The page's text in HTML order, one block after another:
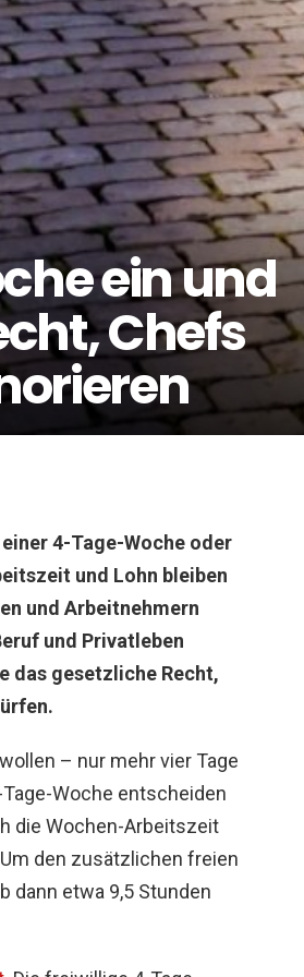
ein und
Chefs
4-Tage-Woche oder
und Lohn bleiben
und Arbeitnehmern
und Privatleben
das gesetzliche Recht,
– nur mehr vier Tage
Woche entscheiden
die Wochen-Arbeitszeit
den zusätzlichen freien
dann etwa 9,5 Stunden